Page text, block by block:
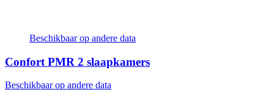
Beschikbaar op andere data
Confort PMR 2 slaapkamers
Beschikbaar op andere data